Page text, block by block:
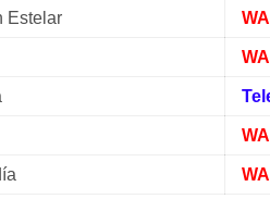
Estelar